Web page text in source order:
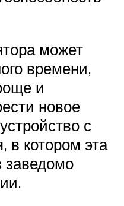
может
времени,
и
новое
с
в котором эта
заведомо